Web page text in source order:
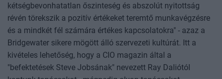
kétségbevonhatatlan őszinteség és abszolút nyitottság
révén törekszik a pozitív értékeket teremtő munkavégzésre
és a mindkét fél számára értékes kapcsolatokra" - azaz a
Bridgewater sikere mögött álló szervezeti kultúrát. Itt a
kivételes lehetőség, hogy a CIO magazin által a
"befektetések Steve Jobsának" nevezett Ray Daliótól